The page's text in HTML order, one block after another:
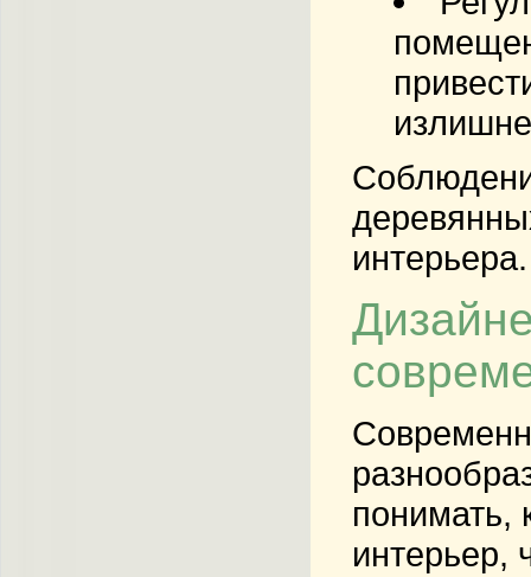
интерьера.
понимать,
интерьер,